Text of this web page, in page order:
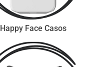
Happy Face Casos